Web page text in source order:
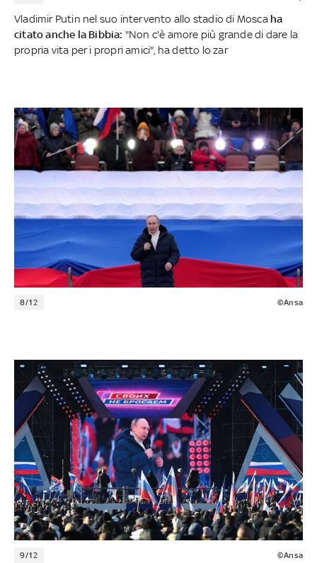
Vladimir Putin nel suo intervento allo stadio di Mosca ha
citato anche la Bibbia: "Non c'è amore più grande di dare la
propria vita per i propri amici", ha detto lo zar
8/12 ©Ansa
9/12 ©Ansa